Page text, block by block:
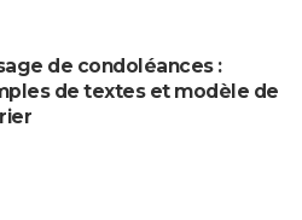
de condoléances :
de textes et modèle de